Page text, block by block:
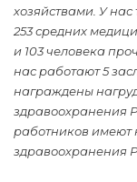
хозяйствами. У нас
253 средних
и 103 человека
нас работают 5
награждены
здравоохранения
работников имеют
здравоохранения